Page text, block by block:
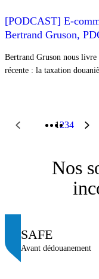
[PODCAST] E-
Bertrand Gruson,
Bertrand Gruson nous livre
récente : la taxation
1234
Nos
SAFE
Avant dédouanement